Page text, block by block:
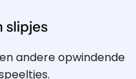
slipjes
andere opwindende